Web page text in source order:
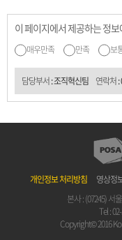
이 페이지에서 제공하는 정
매우만족 만족 보
담당부서: 조직혁신팀 연락처:
개인정보 처리방침 영상정
본사 : (07245) 서
Tel :
Copyright© 2016